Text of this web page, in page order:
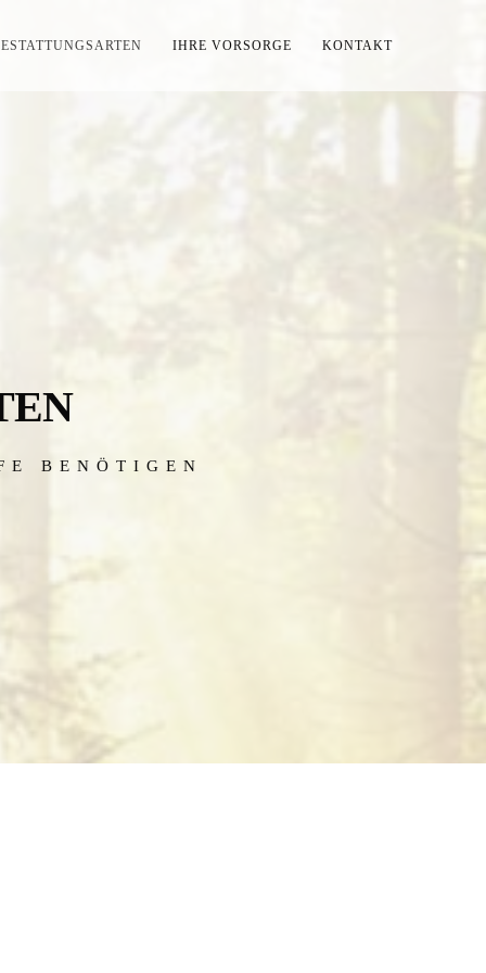
IHRE VORSORGE KONTAKT
BENÖTIGEN